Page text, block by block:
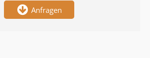
Anfragen